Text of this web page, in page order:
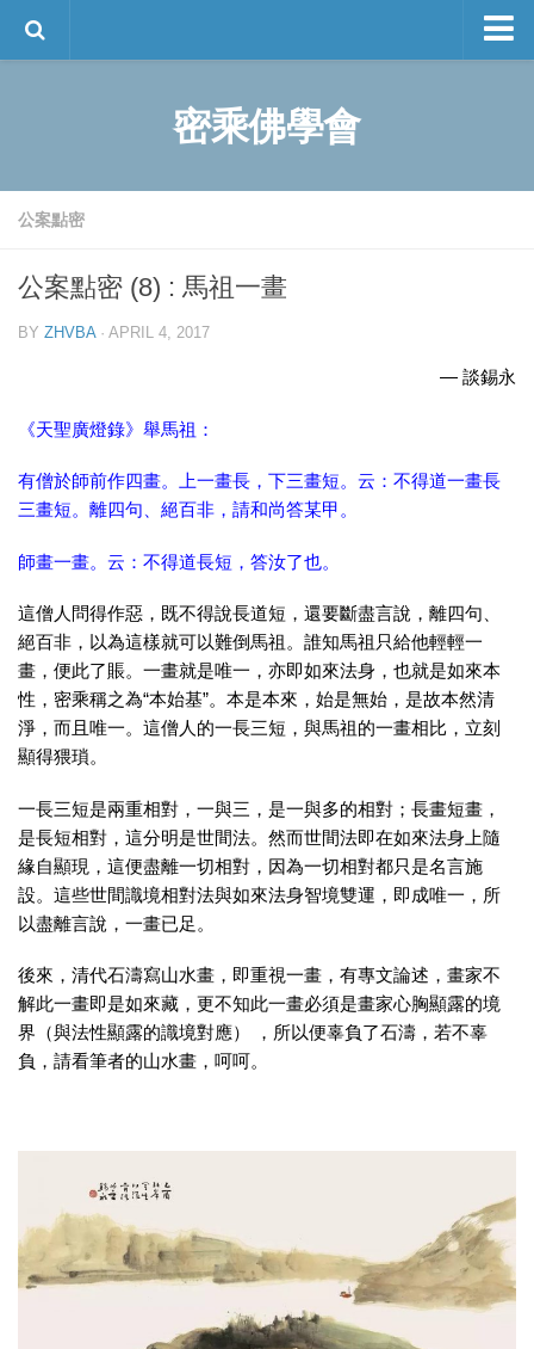
佛學叢書
大中觀系列
甯瑪派叢書
密乘佛學會
公案點密
公案點密 (8) : 馬祖一畫
BY ZHVBA· APRIL 4, 2017
— 談錫永
《天聖廣燈錄》舉馬祖：
有僧於師前作四畫。上一畫長，下三畫短。云：不得道一畫長
三畫短。離四句、絕百非，請和尚答某甲。
師畫一畫。云：不得道長短，答汝了也。
這僧人問得作惡，既不得說長道短，還要斷盡言說，離四句、
絕百非，以為這樣就可以難倒馬祖。誰知馬祖只給他輕輕一
畫，便此了賬。一畫就是唯一，亦即如來法身，也就是如來本
性，密乘稱之為“本始基”。本是本來，始是無始，是故本然清
淨，而且唯一。這僧人的一長三短，與馬祖的一畫相比，立刻
顯得猥瑣。
一長三短是兩重相對，一與三，是一與多的相對；長畫短畫，
是長短相對，這分明是世間法。然而世間法即在如來法身上隨
緣自顯現，這便盡離一切相對，因為一切相對都只是名言施
設。這些世間識境相對法與如來法身智境雙運，即成唯一，所
以盡離言說，一畫已足。
後來，清代石濤寫山水畫，即重視一畫，有專文論述，畫家不
解此一畫即是如來藏，更不知此一畫必須是畫家心胸顯露的境
界（與法性顯露的識境對應） ，所以便辜負了石濤，若不辜
負，請看筆者的山水畫，呵呵。